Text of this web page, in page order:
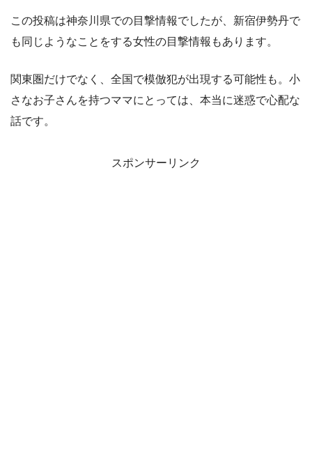
この投稿は神奈川県での目撃情報でしたが、新宿伊勢丹で
も同じようなことをする女性の目撃情報もあります。
関東圏だけでなく、全国で模倣犯が出現する可能性も。小
さなお子さんを持つママにとっては、本当に迷惑で心配な
話です。
スポンサーリンク